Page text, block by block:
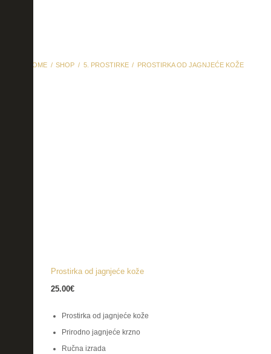
HOME SHOP 5. PROSTIRKE PROSTIRKA OD JAGNJEĆE KOŽE
Prostirka od jagnjeće kože
25.00€
Prostirka od jagnjeće kože
Prirodno jagnjeće krzno
Ručna izrada